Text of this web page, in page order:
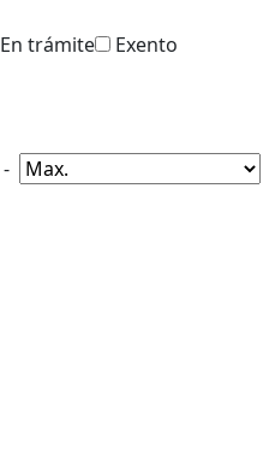
En trámite
Exento
-